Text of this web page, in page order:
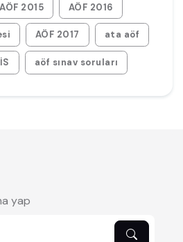
AÖF 2015 AÖF 2016
AÖF 2017 ata aöf
aöf sınav soruları
yap